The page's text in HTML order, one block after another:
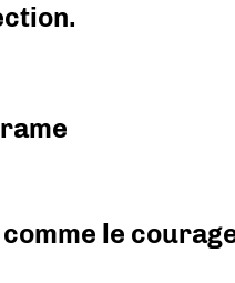
le